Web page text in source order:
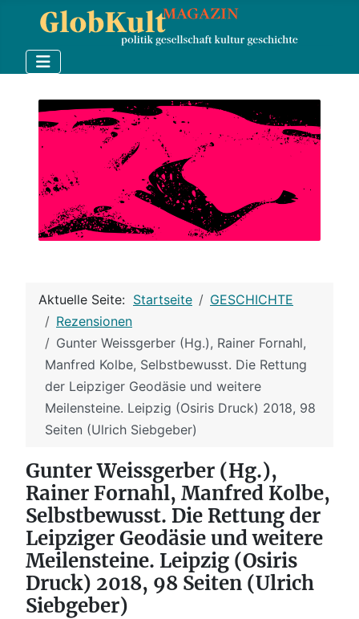
Aktuelle Seite: Startseite
GESCHICHTE
Rezensionen
Gunter Weissgerber (Hg.), Rainer Fornahl,
Manfred Kolbe, Selbstbewusst. Die Rettung
der Leipziger Geodäsie und weitere
Meilensteine. Leipzig (Osiris Druck) 2018, 98
Seiten (Ulrich Siebgeber)
Gunter Weissgerber (Hg.),
Rainer Fornahl, Manfred Kolbe,
Selbstbewusst. Die Rettung der
Leipziger Geodäsie und weitere
Meilensteine. Leipzig (Osiris
Druck) 2018, 98 Seiten (Ulrich
Siebgeber)